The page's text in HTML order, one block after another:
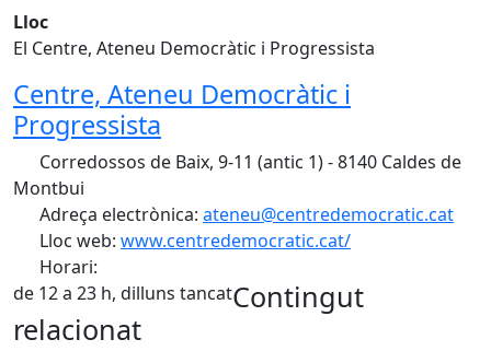
Lloc
El Centre, Ateneu Democràtic i Progressista
Centre, Ateneu Democràtic i
Progressista
Corredossos de Baix, 9-11 (antic 1) - 8140 Caldes de
Montbui
Adreça electrònica: ateneu@centredemocratic.cat
Lloc web: www.centredemocratic.cat/
Horari:
de 12 a 23 h, dilluns tancatContingut
relacionat